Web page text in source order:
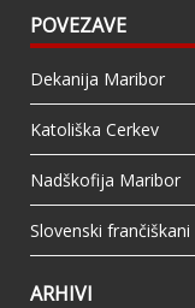
POVEZAVE
Dekanija Maribor
Katoliška Cerkev
Nadškofija Maribor
Slovenski frančiškani
ARHIVI